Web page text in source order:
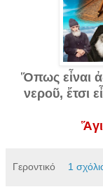
Ὅπως εἶναι
νεροῦ, ἔτσι
Γεροντικό 1